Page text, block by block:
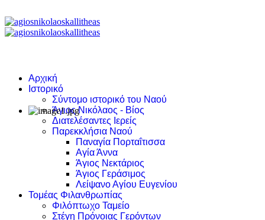
Αρχική
Ιστορικό
Σύντομο ιστορικό του Ναού
Άγιος Νικόλαος - Βίος
Διατελέσαντες Ιερείς
Παρεκκλήσια Ναού
Παναγία Πορταΐτισσα
Αγία Άννα
Άγιος Νεκτάριος
Άγιος Γεράσιμος
Λείψανο Αγίου Ευγενίου
Τομέας Φιλανθρωπίας
Φιλόπτωχο Ταμείο
Στέγη Πρόνοιας Γερόντων